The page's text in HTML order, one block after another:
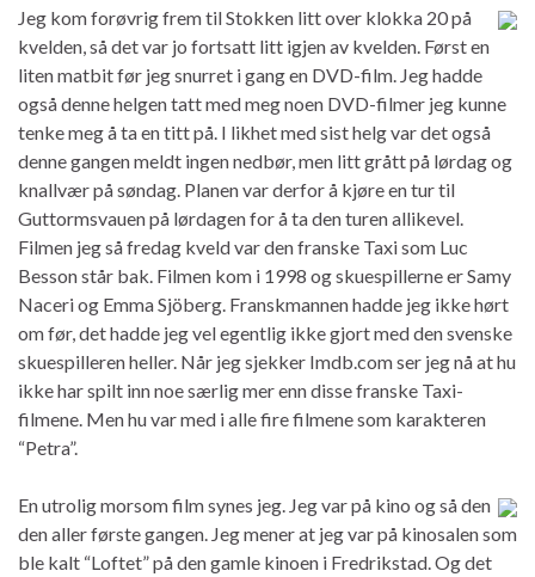
Jeg kom forøvrig frem til Stokken litt over klokka 20 på
kvelden, så det var jo fortsatt litt igjen av kvelden. Først en
liten matbit før jeg snurret i gang en DVD-film. Jeg hadde
også denne helgen tatt med meg noen DVD-filmer jeg kunne
tenke meg å ta en titt på. I likhet med sist helg var det også
denne gangen meldt ingen nedbør, men litt grått på lørdag og
knallvær på søndag. Planen var derfor å kjøre en tur til
Guttormsvauen på lørdagen for å ta den turen allikevel.
Filmen jeg så fredag kveld var den franske Taxi som Luc
Besson står bak. Filmen kom i 1998 og skuespillerne er Samy
Naceri og Emma Sjöberg. Franskmannen hadde jeg ikke hørt
om før, det hadde jeg vel egentlig ikke gjort med den svenske
skuespilleren heller. Når jeg sjekker Imdb.com ser jeg nå at hu
ikke har spilt inn noe særlig mer enn disse franske Taxi-
filmene. Men hu var med i alle fire filmene som karakteren
“Petra”.
En utrolig morsom film synes jeg. Jeg var på kino og så den
den aller første gangen. Jeg mener at jeg var på kinosalen som
ble kalt “Loftet” på den gamle kinoen i Fredrikstad. Og det